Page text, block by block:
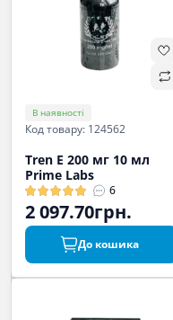
В наявності
Код товару: 124562
Tren E 200 мг 10 мл
Prime Labs
6
2 097.70грн.
До кошика